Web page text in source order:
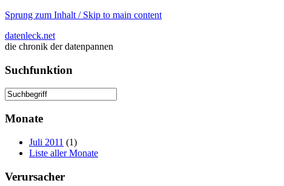
Sprung zum Inhalt / Skip to main content
datenleck.net
die chronik der datenpannen
Suchfunktion
Monate
Juli 2011 (1)
Liste aller Monate
Verursacher